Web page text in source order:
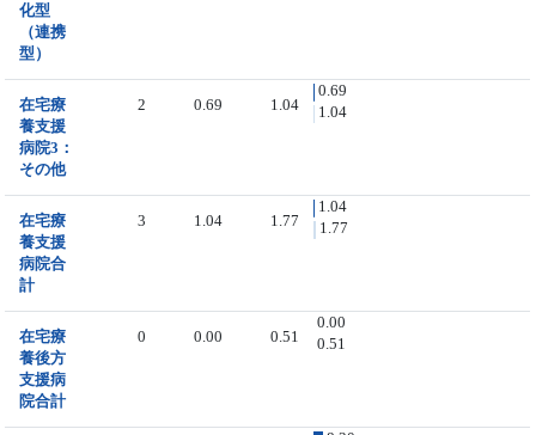
化型
（連携
型）
在宅療
養支援
病院3：
その他
2 0.69 1.04
0.69
1.04
在宅療
養支援
病院合
計
3 1.04 1.77
1.04
1.77
在宅療
養後方
支援病
院合計
0 0.00 0.51
0.00
0.51